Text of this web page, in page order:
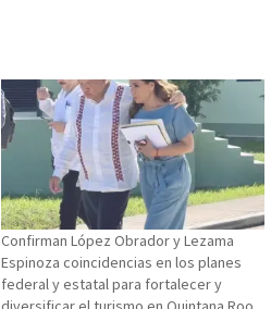
Confirman López Obrador y Lezama
Espinoza coincidencias en los planes
federal y estatal para fortalecer y